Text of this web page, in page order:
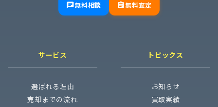
chat無料相談 assignment無料査定
サービス
選ばれる理由
売却までの流れ
トピックス
お知らせ
買取実績